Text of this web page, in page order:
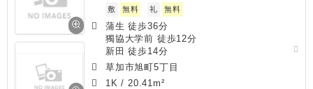
敷
無料 礼 無料
蒲生 徒歩36分
獨協大学前 徒歩12分
新田 徒歩14分
草加市旭町5丁目
1K / 20.41m²